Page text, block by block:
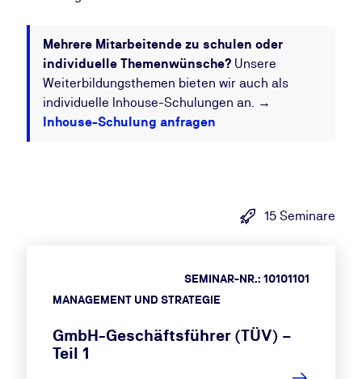
Mehrere Mitarbeitende zu schulen oder
individuelle Themenwünsche?Unsere
Weiterbildungsthemen bieten wir auch als
individuelle Inhouse-Schulungen an. →
Inhouse-Schulung anfragen
15 Seminare
MANAGEMENT UND STRATEGIE
SEMINAR-NR.: 10101101
GmbH-Geschäftsführer (TÜV) –
Teil 1